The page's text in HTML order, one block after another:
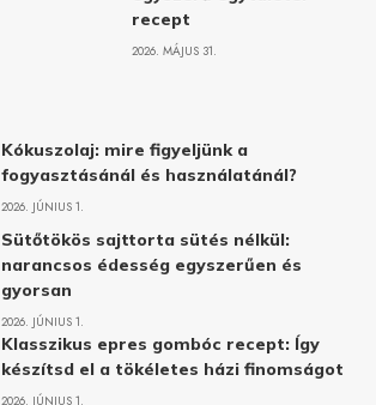
recept
2026. MÁJUS 31.
Kókuszolaj: mire figyeljünk a
fogyasztásánál és használatánál?
2026. JÚNIUS 1.
Sütőtökös sajttorta sütés nélkül:
narancsos édesség egyszerűen és
gyorsan
2026. JÚNIUS 1.
Klasszikus epres gombóc recept: Így
készítsd el a tökéletes házi finomságot
2026. JÚNIUS 1.